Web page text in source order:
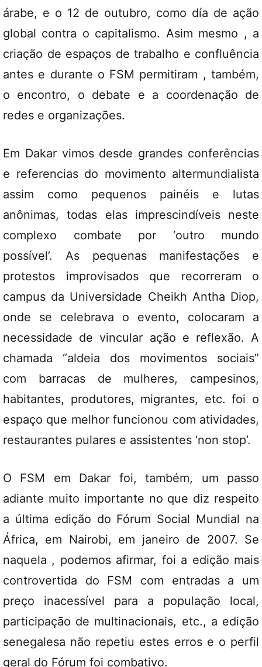
árabe, e o 12 de outubro, como día de ação
global contra o capitalismo. Asim mesmo , a
criação de espaços de trabalho e confluência
antes e durante o FSM permitiram , também,
o encontro, o debate e a coordenação de
redes e organizações.
Em Dakar vimos desde grandes conferências
e referencias do movimento altermundialista
assim como pequenos painéis e lutas
anônimas, todas elas imprescindíveis neste
complexo combate por ‘outro mundo
possível’. As pequenas manifestações e
protestos improvisados que recorreram o
campus da Universidade Cheikh Antha Diop,
onde se celebrava o evento, colocaram a
necessidade de vincular ação e reflexão. A
chamada “aldeia dos movimentos sociais”
com barracas de mulheres, campesinos,
habitantes, produtores, migrantes, etc. foi o
espaço que melhor funcionou com atividades,
restaurantes pulares e assistentes ‘non stop’.
O FSM em Dakar foi, também, um passo
adiante muito importante no que diz respeito
a última edição do Fórum Social Mundial na
África, em Nairobi, em janeiro de 2007. Se
naquela , podemos afirmar, foi a edição mais
controvertida do FSM com entradas a um
preço inacessível para a população local,
participação de multinacionais, etc., a edição
senegalesa não repetiu estes erros e o perfil
geral do Fórum foi combativo.